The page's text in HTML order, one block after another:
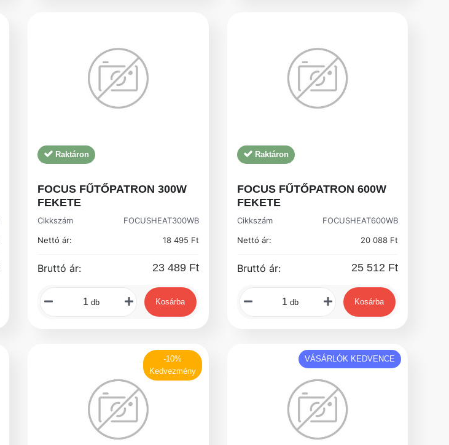
Raktáron
FOCUS FŰTŐPATRON 300W
FEKETE
Cikkszám
FOCUSHEAT300WB
Nettó ár:
18 495 Ft
Bruttó ár: 23 489 Ft
db Kosárba
Raktáron
FOCUS FŰTŐPATRON 600W
FEKETE
Cikkszám
FOCUSHEAT600WB
Nettó ár:
20 088 Ft
Bruttó ár: 25 512 Ft
db Kosárba
-10%
Kedvezmény
VÁSÁRLÓK KEDVENCE